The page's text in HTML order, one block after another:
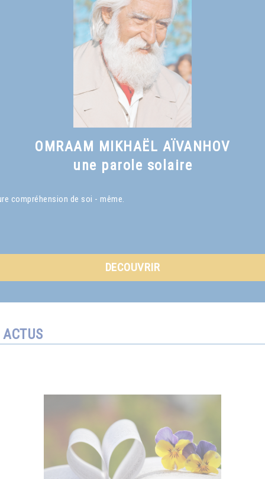
OMRAAM MIKHAËL AÏVANHOV
une parole solaire
compréhension de soi - même.
DECOUVRIR
ACTUS